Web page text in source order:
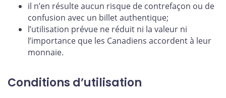
il n’en résulte aucun risque de contrefaçon ou de
confusion avec un billet authentique;
l’utilisation prévue ne réduit ni la valeur ni
l’importance que les Canadiens accordent à leur
monnaie.
Conditions d’utilisation